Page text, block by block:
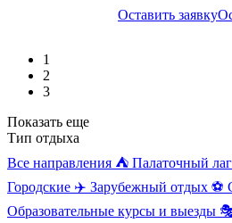
Оставить заявку
1
2
3
Показать еще
Тип отдыха
Все направления ⛺ Палаточный
Городские ✈️ Зарубежный отдых ⚽
Образовательные курсы и выезды